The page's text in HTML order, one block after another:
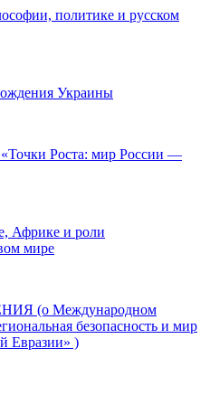
политике и русском
Украины
Роста: мир России —
Африке и роли
мире
(о Международном
безопасность и мир
Евразии» )